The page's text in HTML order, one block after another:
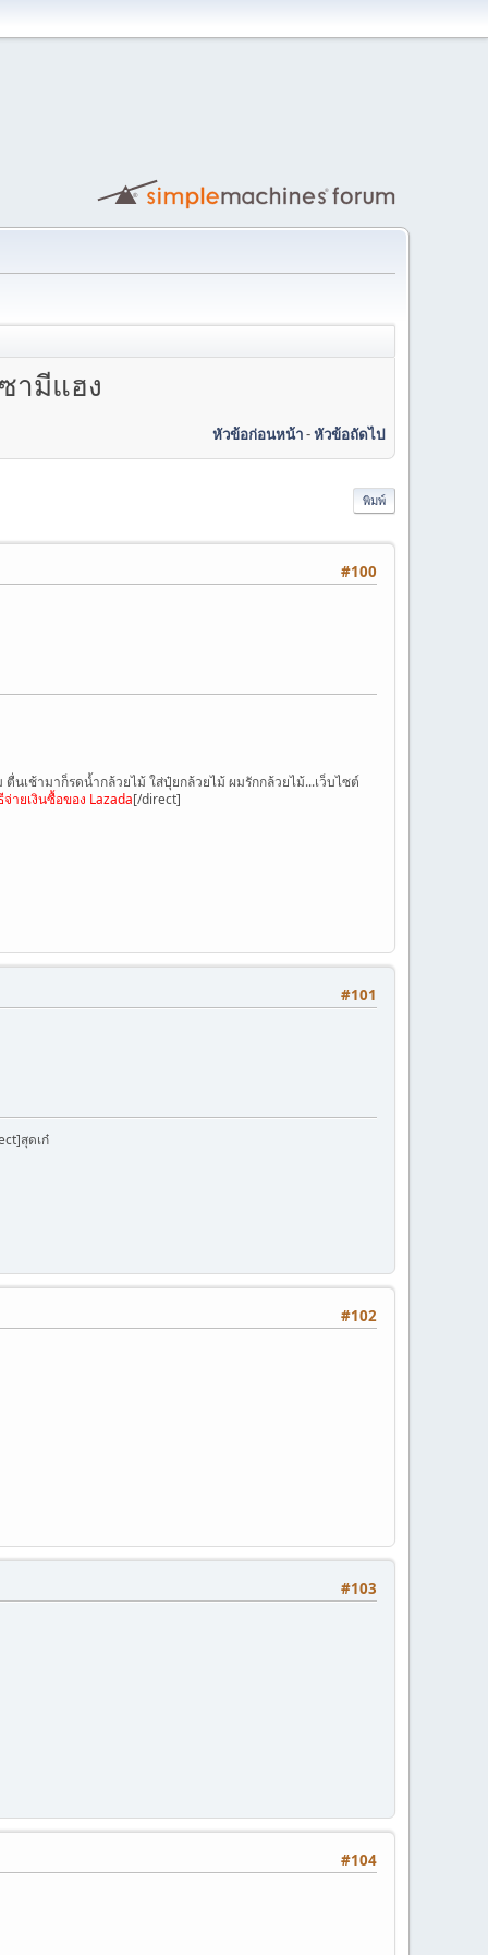
ามีแฮง
หัวข้อก่อนหน้า-หัวข้อถัดไป
พิมพ์
#100
นเช้ามาก็รดน้ำกล้วยไม้ ใส่ปุ๋ยกล้วยไม้ ผมรักกล้วยไม้...เว็บไซต์
จ่ายเงินซื้อของ Lazada[/direct]
#101
สุดเก๋
#102
#103
#104